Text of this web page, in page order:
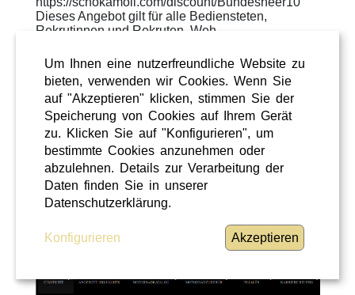
Dieses Angebot gilt für alle Bediensteten,
Rekrutinnen und Rekruten, Weh ...
WEITERLESEN
ÜBERREGIONAL
Um Ihnen eine nutzerfreundliche Website zu
bieten, verwenden wir Cookies. Wenn Sie
auf "Akzeptieren" klicken, stimmen Sie der
Speicherung von Cookies auf Ihrem Gerät
zu. Klicken Sie auf "Konfigurieren", um
bestimmte Cookies anzunehmen oder
abzulehnen. Details zur Verarbeitung der
Daten finden Sie in unserer
Datenschutzerklärung.
Konfigurieren Akzeptieren